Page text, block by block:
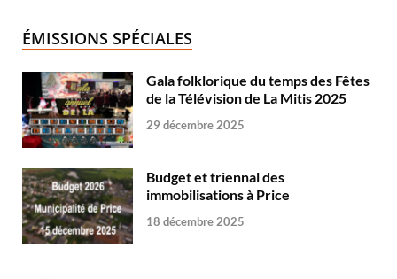
ÉMISSIONS SPÉCIALES
Gala folklorique du temps des Fêtes
de la Télévision de La Mitis 2025
29 décembre 2025
Budget et triennal des
immobilisations à Price
18 décembre 2025